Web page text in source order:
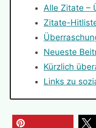
Alle Zitate –
Zitate-
Neueste
Kürzlich
Links zu